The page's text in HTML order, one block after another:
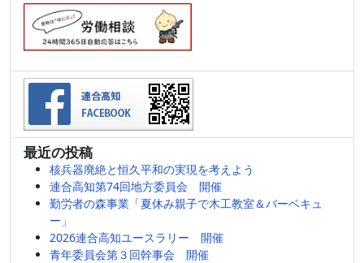
最近の投稿
核兵器廃絶と恒久平和の実現を考えよう
連合高知第74回地方委員会 開催
勤労者の森事業「夏休み親子で木工教室＆バーベキュ
ー」
2026連合高知ユースラリー 開催
青年委員会第３回幹事会 開催